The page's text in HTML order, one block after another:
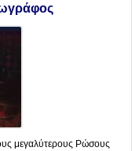
μεγαλύτερους Ρώσους